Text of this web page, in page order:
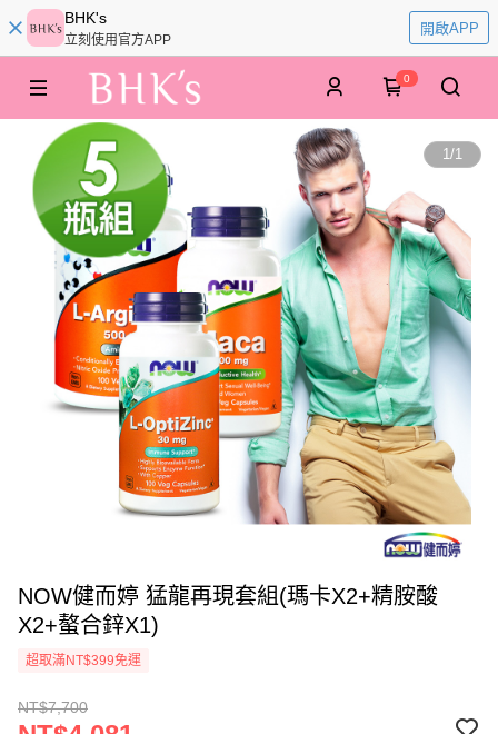
BHK's
立刻使用官方APP
開啟APP
0
1/1
NOW健而婷 猛龍再現套組(瑪卡X2+精胺酸
X2+螯合鋅X1)
超取滿NT$399免運
NT$7,700